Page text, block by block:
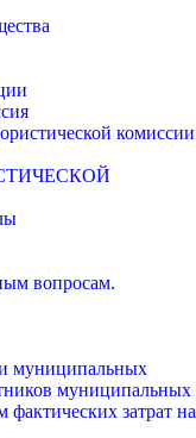
комиссии
вопросам.
муниципальных
муниципальных
фактических затрат на